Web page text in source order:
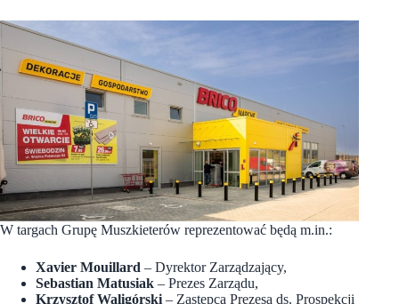
W targach Grupę Muszkieterów reprezentować będą m.in.:
Xavier Mouillard – Dyrektor Zarządzający,
Sebastian Matusiak – Prezes Zarządu,
Krzysztof Waligórski – Zastępca Prezesa ds. Prospekcji